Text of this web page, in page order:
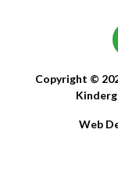
Copyright ©
Web